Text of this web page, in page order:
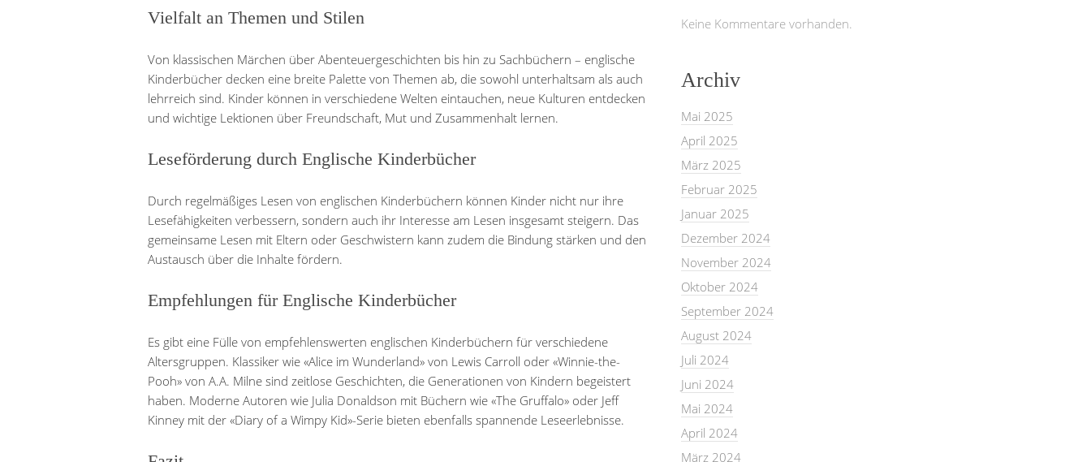
Vielfalt an Themen und Stilen
Von klassischen Märchen über Abenteuergeschichten bis hin zu Sachbüchern – englische
Kinderbücher decken eine breite Palette von Themen ab, die sowohl unterhaltsam als auch
lehrreich sind. Kinder können in verschiedene Welten eintauchen, neue Kulturen entdecken
und wichtige Lektionen über Freundschaft, Mut und Zusammenhalt lernen.
Leseförderung durch Englische Kinderbücher
Durch regelmäßiges Lesen von englischen Kinderbüchern können Kinder nicht nur ihre
Lesefähigkeiten verbessern, sondern auch ihr Interesse am Lesen insgesamt steigern. Das
gemeinsame Lesen mit Eltern oder Geschwistern kann zudem die Bindung stärken und den
Austausch über die Inhalte fördern.
Empfehlungen für Englische Kinderbücher
Es gibt eine Fülle von empfehlenswerten englischen Kinderbüchern für verschiedene
Altersgruppen. Klassiker wie «Alice im Wunderland» von Lewis Carroll oder «Winnie-the-
Pooh» von A.A. Milne sind zeitlose Geschichten, die Generationen von Kindern begeistert
haben. Moderne Autoren wie Julia Donaldson mit Büchern wie «The Gruffalo» oder Jeff
Kinney mit der «Diary of a Wimpy Kid»-Serie bieten ebenfalls spannende Leseerlebnisse.
Keine Kommentare vorhanden.
Archiv
Mai 2025
April 2025
März 2025
Februar 2025
Januar 2025
Dezember 2024
November 2024
Oktober 2024
September 2024
August 2024
Juli 2024
Juni 2024
Mai 2024
April 2024
März 2024